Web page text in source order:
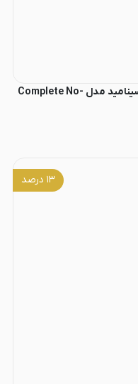
ضد آفتاب فیزیکی اکسیس وای حاوی نیاسینامید مدل Complete No-
۱۳ درصد